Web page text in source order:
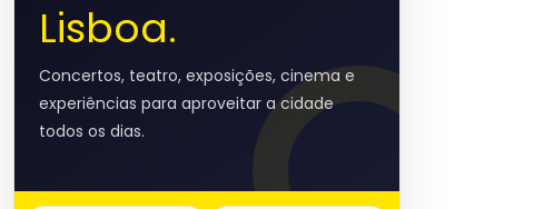
Lisboa.
Concertos, teatro, exposições, cinema e
experiências para aproveitar a cidade
todos os dias.